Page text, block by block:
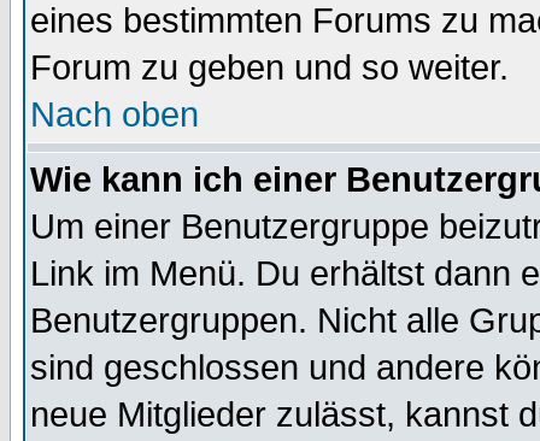
eines bestimmten Forums zu
Forum zu geben und so weiter.
Nach oben
Wie kann ich einer
Um einer Benutzergruppe
Link im Menü. Du erhältst dann
Benutzergruppen. Nicht alle
sind geschlossen und andere
neue Mitglieder zulässt, kannst